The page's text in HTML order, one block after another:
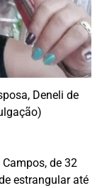
Deneli de
de 32
estrangular até